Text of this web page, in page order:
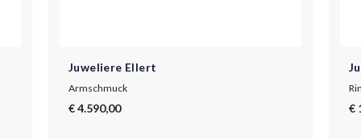
Juweliere Ellert
Armschmuck
€ 4.590,00 €